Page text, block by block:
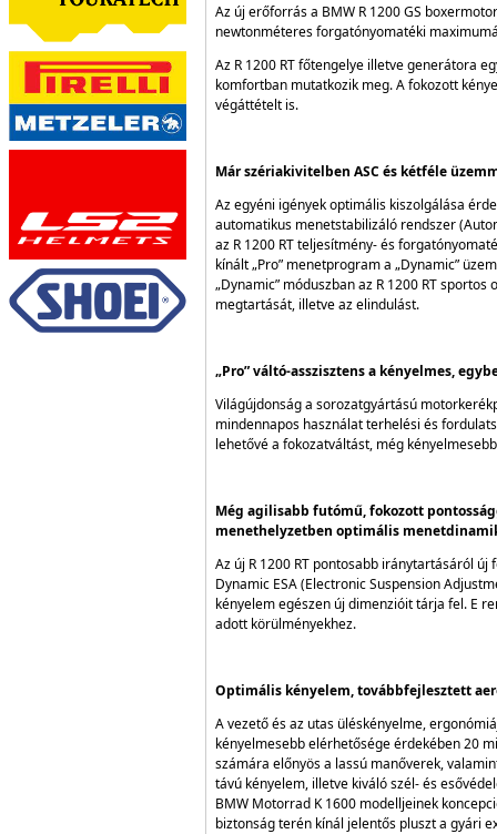
Az új erőforrás a BMW R 1200 GS
newtonméteres forgatónyomatéki
Az R 1200 RT főtengelye illetve generátora
komfortban mutatkozik meg. A fokozott
végáttételt is.
Már szériakivitelben ASC és kétféle
Az egyéni igények optimális kiszolgálása
automatikus menetstabilizáló rendszer
az R 1200 RT teljesítmény- és
kínált „Pro” menetprogram a „Dynamic”
„Dynamic” móduszban az R 1200 RT
megtartását, illetve az elindulást.
„Pro” váltó-asszisztens a kényelmes,
Világújdonság a sorozatgyártású
mindennapos használat terhelési és
lehetővé a fokozatváltást, még
Még agilisabb futómű, fokozott
menethelyzetben optimális
Az új R 1200 RT pontosabb iránytartásáról
Dynamic ESA (Electronic Suspension
kényelem egészen új dimenzióit tárja fel. E
adott körülményekhez.
Optimális kényelem, továbbfejlesztett
A vezető és az utas üléskényelme,
kényelmesebb elérhetősége érdekében 20
számára előnyös a lassú manőverek,
távú kényelem, illetve kiváló szél- és
BMW Motorrad K 1600 modelljeinek
biztonság terén kínál jelentős pluszt a gyári